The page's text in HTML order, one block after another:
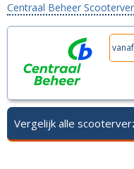
Centraal Beheer
Vergelijk alle